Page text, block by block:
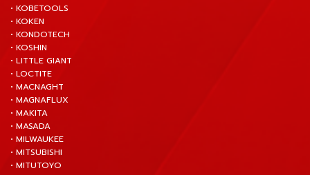
• KOBETOOLS
• KOKEN
• KONDOTECH
• KOSHIN
• LITTLE GIANT
• LOCTITE
• MACNAGHT
• MAGNAFLUX
• MAKITA
• MASADA
• MILWAUKEE
• MITSUBISHI
• MITUTOYO